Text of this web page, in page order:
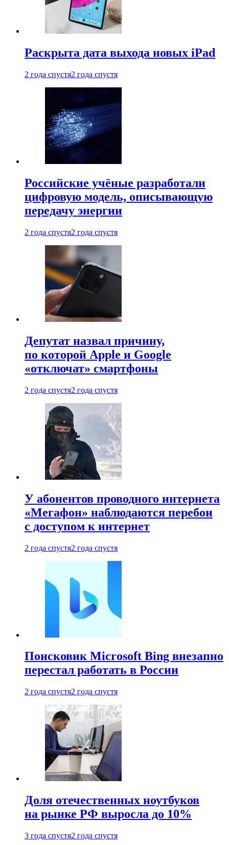
Раскрыта дата выхода новых iPad
2 года спустя2 года спустя
Российские учёные разработали
цифровую модель, описывающую
передачу энергии
2 года спустя2 года спустя
Депутат назвал причину,
по которой Apple и Google
«отключат» смартфоны
2 года спустя2 года спустя
У абонентов проводного интернета
«Мегафон» наблюдаются перебои
с доступом к интернет
2 года спустя2 года спустя
Поисковик Microsoft Bing внезапно
перестал работать в России
2 года спустя2 года спустя
Доля отечественных ноутбуков
на рынке РФ выросла до 10%
3 года спустя2 года спустя